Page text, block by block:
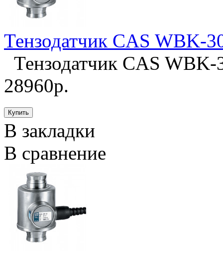
Тензодатчик CAS WBK-
Тензодатчик CAS
28960р.
В закладки
В сравнение